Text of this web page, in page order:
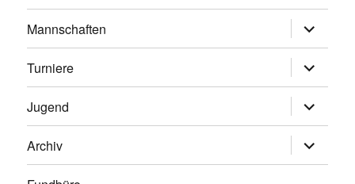
Mannschaften
anzeigen
Turniere
anzeigen
Jugend
anzeigen
Archiv
anzeigen